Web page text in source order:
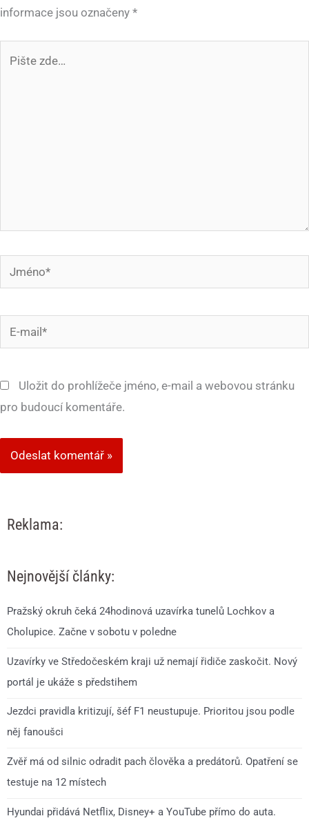
informace jsou označeny *
Jméno*
mail*
Uložit do prohlížeče jméno, e-mail a webovou stránku
pro budoucí komentáře.
Reklama:
Nejnovější články:
Pražský okruh čeká 24hodinová uzavírka tunelů Lochkov a
Cholupice. Začne v sobotu v poledne
Uzavírky ve Středočeském kraji už nemají řidiče zaskočit. Nový
portál je ukáže s předstihem
Jezdci pravidla kritizují, šéf F1 neustupuje. Prioritou jsou podle
něj fanoušci
Zvěř má od silnic odradit pach člověka a predátorů. Opatření se
testuje na 12 místech
Hyundai přidává Netflix, Disney+ a YouTube přímo do auta.